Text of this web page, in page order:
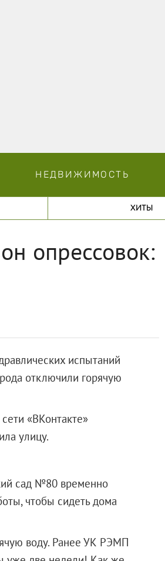
НЕДВИЖИМОСТЬ
ХИТЫ
опрессовок:
испытаний
отключили горячую
«ВКонтакте»
улицу.
сад №80 временно
чтобы сидеть дома
воду. Ранее УК РЭМП